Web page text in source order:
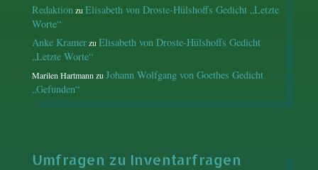
Redaktion zu Elisabeth von Droste-Hülshoffs Gedicht „Letzte
Worte“
Anke Kramerzu Elisabeth von Droste-Hülshoffs Gedicht
„Letzte Worte“
Marilen Hartmann zu Johann Wolfgang von Goethes Gedicht
„Gefunden“
Umfragen zu Inventarfragen